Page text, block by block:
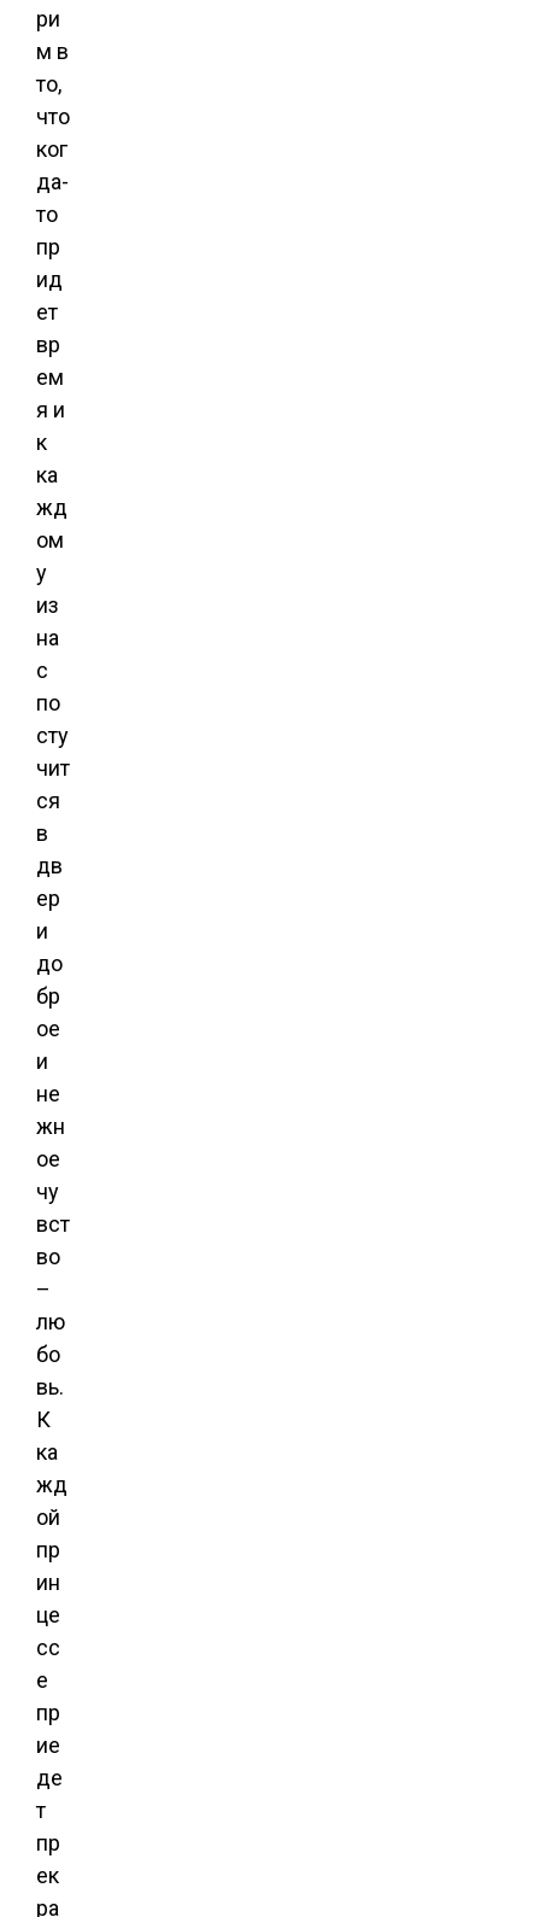
ри
м в
то,
что
ког
да-
то
пр
ид
ет
вр
ем
я и
к
ка
жд
ом
у
из
на
с
по
сту
чит
ся
в
дв
ер
и
до
бр
ое
и
не
жн
ое
чу
вст
во
–
лю
бо
вь.
К
ка
жд
ой
пр
ин
це
сс
е
пр
ие
де
т
пр
ек
ра